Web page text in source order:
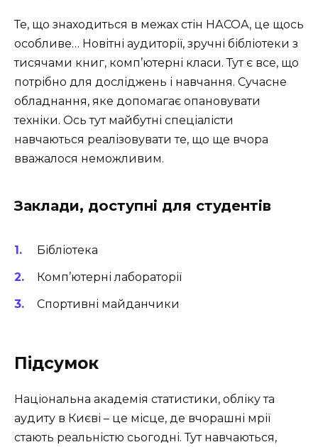
Те, що знаходиться в межах стін НАСОА, це щось
особливе… Новітні аудиторії, зручні бібліотеки з
тисячами книг, комп’ютерні класи. Тут є все, що
потрібно для досліджень і навчання. Сучасне
обладнання, яке допомагає опановувати
техніки. Ось тут майбутні спеціалісти
навчаються реалізовувати те, що ще вчора
вважалося неможливим.
Заклади, доступні для студентів
Бібліотека
Комп’ютерні лабораторії
Спортивні майданчики
Підсумок
Національна академія статистики, обліку та
аудиту в Києві – це місце, де вчорашні мрії
стають реальністю сьогодні. Тут навчаються,